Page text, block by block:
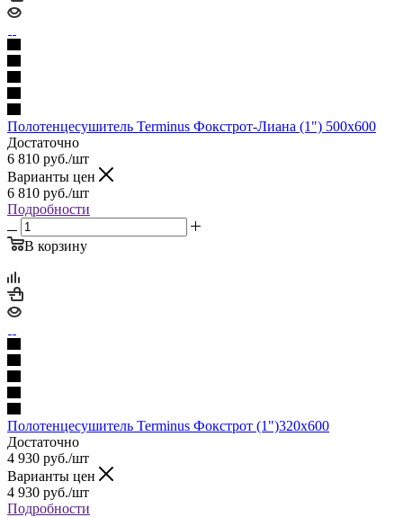
Полотенцесушитель Terminus Фокстрот-Лиана (1") 500х600
Достаточно
6 810 руб./шт
Варианты цен
6 810 руб./шт
Подробности
В корзину
Полотенцесушитель Terminus Фокстрот (1")320х600
Достаточно
4 930 руб./шт
Варианты цен
4 930 руб./шт
Подробности